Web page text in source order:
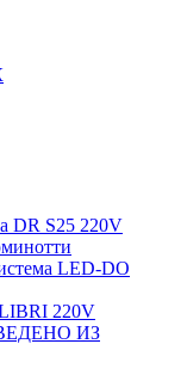
DR S25 220V
LED-DO
220V
ИЗ